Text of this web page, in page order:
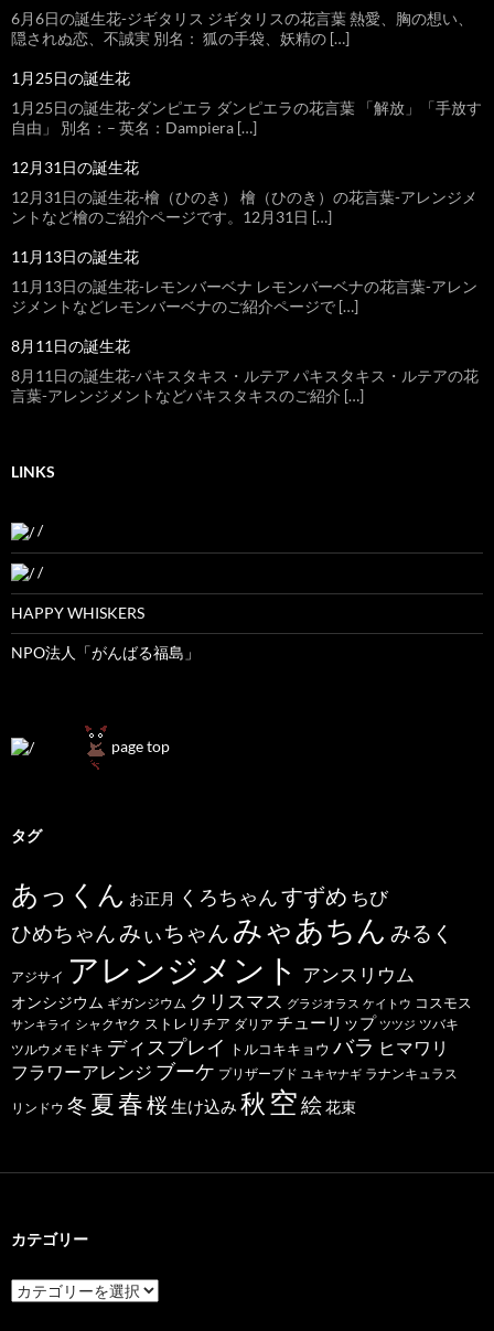
6月6日の誕生花-ジギタリス ジギタリスの花言葉 熱愛、胸の想い、
隠されぬ恋、不誠実 別名： 狐の手袋、妖精の […]
1月25日の誕生花
1月25日の誕生花-ダンピエラ ダンピエラの花言葉 「解放」「手放す
自由」 別名：– 英名：Dampiera […]
12月31日の誕生花
12月31日の誕生花-檜（ひのき） 檜（ひのき）の花言葉-アレンジメ
ントなど檜のご紹介ページです。12月31日 […]
11月13日の誕生花
11月13日の誕生花-レモンバーベナ レモンバーベナの花言葉-アレン
ジメントなどレモンバーベナのご紹介ページで […]
8月11日の誕生花
8月11日の誕生花-パキスタキス・ルテア パキスタキス・ルテアの花
言葉-アレンジメントなどパキスタキスのご紹介 […]
LINKS
/
/
HAPPY WHISKERS
NPO法人「がんばる福島」
page top
タグ
あっくん お正月 くろちゃんすずめ ちび
ひめちゃんみぃちゃん みゃあちん みるく
アジサイ アレンジメント アンスリウム
オンシジウム ギガンジウム クリスマス グラジオラス ケイトウ コスモス
サンキライ シャクヤク ストレリチア ダリア チューリップ ツツジ ツバキ
ツルウメモドキ ディスプレイ トルコキキョウ バラ ヒマワリ
フラワーアレンジ ブーケ プリザーブド ユキヤナギ ラナンキュラス
リンドウ 冬 夏春桜生け込み 秋 空絵花束
カテゴリー
カ
テ